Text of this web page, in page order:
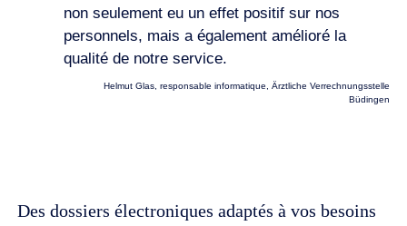
non seulement eu un effet positif sur nos
personnels, mais a également amélioré la
qualité de notre service.
Helmut Glas, responsable informatique, Ärztliche Verrechnungsstelle
Büdingen
Des dossiers électroniques adaptés à vos besoins